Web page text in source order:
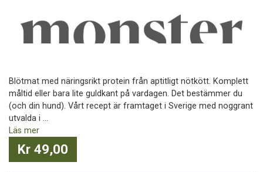
Blötmat med näringsrikt protein från aptitligt nötkött. Komplett
måltid eller bara lite guldkant på vardagen. Det bestämmer du
(och din hund). Vårt recept är framtaget i Sverige med noggrant
utvalda i ...
Läs mer
Kr 49,00